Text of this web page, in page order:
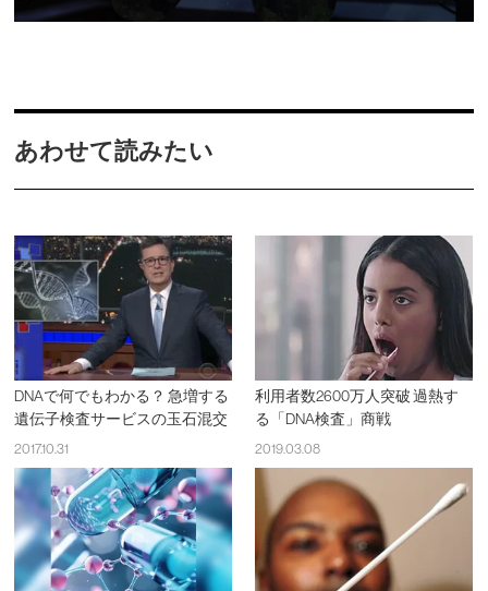
あわせて読みたい
DNAで何でもわかる？ 急増する
遺伝子検査サービスの玉石混交
2017.10.31
利用者数2600万人突破 過熱す
る「DNA検査」商戦
2019.03.08